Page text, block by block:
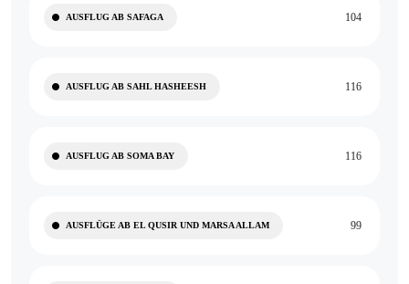
AUSFLUG AB SAFAGA 104
AUSFLUG AB SAHL HASHEESH 116
AUSFLUG AB SOMA BAY 116
AUSFLÜGE AB EL QUSIR UND MARSA ALLAM 99